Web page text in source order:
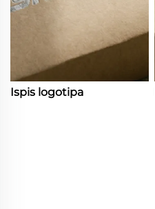
Ispis logotipa